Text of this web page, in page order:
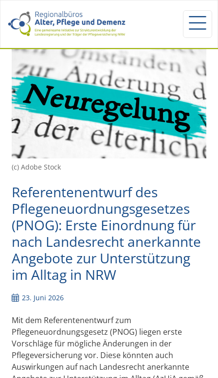
(c) Adobe Stock
Referentenentwurf des
Pflegeneuordnungsgesetzes
(PNOG): Erste Einordnung für
nach Landesrecht anerkannte
Angebote zur Unterstützung
im Alltag in NRW
23. Juni 2026
Mit dem Referentenentwurf zum
Pflegeneuordnungsgesetz (PNOG) liegen erste
Vorschläge für mögliche Änderungen in der
Pflegeversicherung vor. Diese könnten auch
Auswirkungen auf nach Landesrecht anerkannte